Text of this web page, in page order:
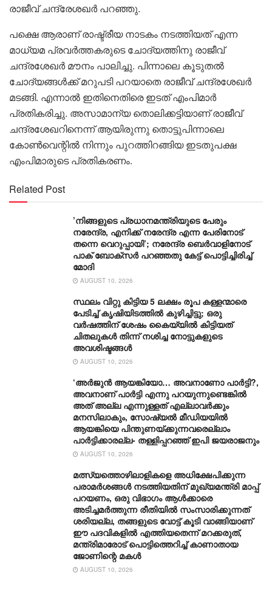
രാജീവ് ചന്ദ്രേശഖർ പറഞ്ഞു.
പക്ഷെ ആരാണ് രാഷ്ട്രീയ നാടകം നടത്തിയത് എന്ന
മാധ്യമ പ്രവർത്തകരുടെ ചോദ്യത്തിനു രാജീവ്
ചന്ദ്രശേഖർ മൗനം പാലിച്ചു. പിന്നാലെ കൂടുതൽ
ചോദ്യങ്ങൾക്ക് മറുപടി പറയാതെ രാജീവ് ചന്ദ്രശേഖർ
മടങ്ങി. എന്നാൽ ഇതിനെതിരെ ഇടത് എംപിമാർ
പ്രതികരിച്ചു. അസാമാന്യ തൊലിക്കട്ടിയാണ് രാജീവ്
ചന്ദ്രശേഖറിനെന്ന് ആയിരുന്നു തൊട്ടുപിന്നാലെ
കോൺവെന്റിൽ നിന്നും പുറത്തിറങ്ങിയ ഇടതുപക്ഷ
എംപിമാരുടെ പ്രതികരണം.
Related Post
’നിങ്ങളുടെ പ്രധാനമന്ത്രിയുടെ പേരും
നരേന്ദ്ര, എനിക്ക് നരേന്ദ്ര എന്ന പേരിനോട്
തന്നെ വെറുപ്പായി’; നരേന്ദ്ര ബെർവാളിനോട്
പാക് ബോക്സർ പറഞ്ഞതു കേട്ട് പൊട്ടിച്ചിരിച്ച്
മോദി
AUGUST 10, 2026
സ്ഥലം വിറ്റു കിട്ടിയ 5 ലക്ഷം രൂപ കള്ളന്മാരെ
പേടിച്ച് കൃഷിയിടത്തിൽ കുഴിച്ചിട്ടു; ഒരു
വർഷത്തിന് ശേഷം കൈയ്യിൽ കിട്ടിയത്
ചിതലുകൾ തിന്ന് നശിച്ച നോട്ടുകളുടെ
അവശിഷ്ടങ്ങൾ
AUGUST 10, 2026
‘അർജുൻ ആയങ്കിയോ… അവനാണോ പാർട്ടി?,
അവനാണ് പാർട്ടി എന്നു പറയുന്നുണ്ടെങ്കിൽ
അത് അല്ല എന്നുള്ളത് എല്ലാവർക്കും
മനസിലാകും, സോഷ്യൽ മീഡിയയിൽ
ആയങ്കിയെ പിന്തുണയ്ക്കുന്നവരെല്ലാം
പാർട്ടിക്കാരല്ല- തള്ളിപ്പറഞ്ഞ് ഇപി ജയരാജനും
AUGUST 10, 2026
മത്സ്യത്തൊഴിലാളികളെ അധിക്ഷേപിക്കുന്ന
പരാമർശങ്ങൾ നടത്തിയതിന് മുഖ്യമന്ത്രി മാപ്പ്
പറയണം, ഒരു വിഭാഗം ആൾക്കാരെ
അടിച്ചമർത്തുന്ന രീതിയില്‍ സംസാരിക്കുന്നത്
ശരിയല്ല, തങ്ങളുടെ വോട്ട് കൂടി വാങ്ങിയാണ്
ഈ പദവികളിൽ എത്തിയതെന്ന് മറക്കരുത്,
മന്ത്രിമാരോട് പൊട്ടിത്തെറിച്ച് കാണാതായ
ജോണിന്റെ മകള്‍
AUGUST 10, 2026